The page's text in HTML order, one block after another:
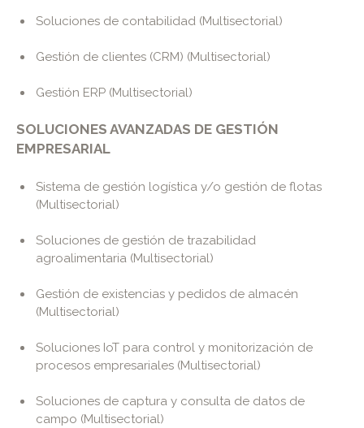
Soluciones de contabilidad (Multisectorial)
Gestión de clientes (CRM) (Multisectorial)
Gestión ERP (Multisectorial)
SOLUCIONES AVANZADAS DE GESTIÓN
EMPRESARIAL
Sistema de gestión logística y/o gestión de flotas
(Multisectorial)
Soluciones de gestión de trazabilidad
agroalimentaria (Multisectorial)
Gestión de existencias y pedidos de almacén
(Multisectorial)
Soluciones IoT para control y monitorización de
procesos empresariales (Multisectorial)
Soluciones de captura y consulta de datos de
campo (Multisectorial)